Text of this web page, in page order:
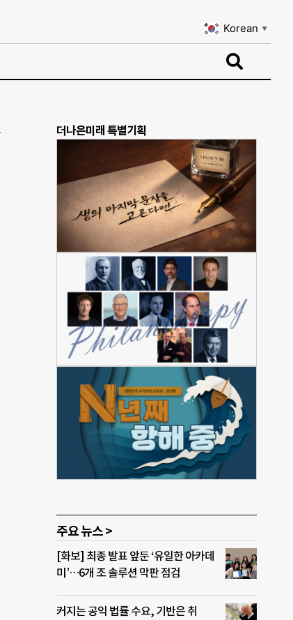
Korean ▼
더나은미래 특별기획
주요 뉴스 >
[화보] 최종 발표 앞둔 ‘유일한 아카데
미’…6개 조 솔루션 막판 점검
커지는 공익 법률 수요, 기반은 취